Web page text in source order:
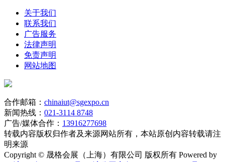
关于我们
联系我们
广告服务
法律声明
免责声明
网站地图
合作邮箱： chinaiut@sgexpo.cn
新闻热线： 021-3114 8748
广告/媒体合作： 13916277698
转载内容版权归作者及来源网站所有，本站原创内容转载请注
明来源
Copyright © 晟格会展（上海）有限公司 版权所有 Powered by